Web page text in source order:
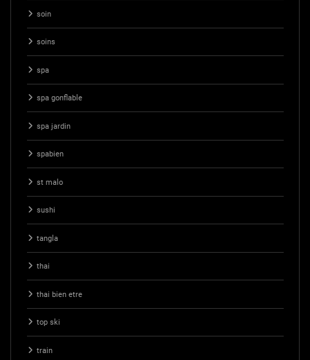
soin
soins
spa
spa gonflable
spa jardin
spabien
st malo
sushi
tangla
thai
thai bien etre
top ski
train